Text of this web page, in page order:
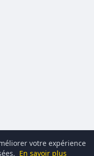
votre expérience
En savoir plus